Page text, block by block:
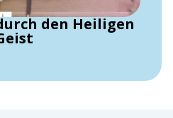
den Heiligen